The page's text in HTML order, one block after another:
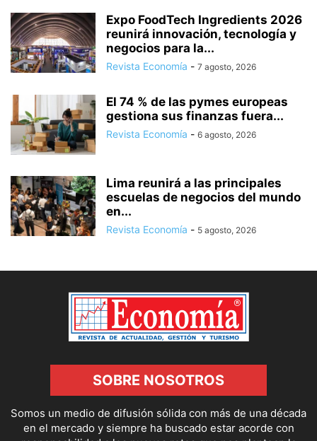
Expo FoodTech Ingredients 2026
reunirá innovación, tecnología y
negocios para la...
Revista Economía - 7 agosto, 2026
El 74 % de las pymes europeas
gestiona sus finanzas fuera...
Revista Economía - 6 agosto, 2026
Lima reunirá a las principales
escuelas de negocios del mundo
en...
Revista Economía - 5 agosto, 2026
SOBRE NOSOTROS
Somos un medio de difusión sólida con más de una década
en el mercado y siempre ha buscado estar acorde con